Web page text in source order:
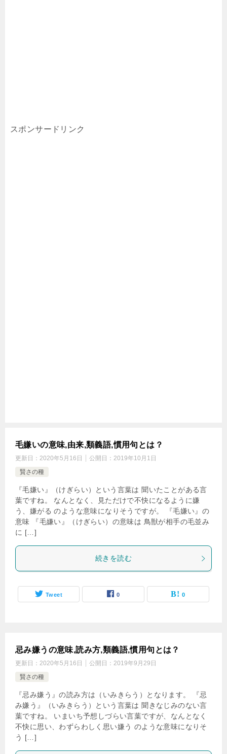
スポンサードリンク
毛嫌いの意味,由来,類義語,慣用句とは？
更新日： 2020年5月16日 公開日： 2019年10月1日
賢さの種
『毛嫌い』（けぎらい）という言葉は 聞いたことがある言
葉ですね。 なんとなく、見ただけで不快になるように嫌
う、嫌がる のような意味になりそうですが。 『毛嫌い』の
意味 『毛嫌い』（けぎらい）の意味は 鳥獣が相手の毛並み
に […]
続きを読む
Tweet 0 0
忌み嫌うの意味,読み方,類義語,慣用句とは？
更新日： 2020年5月16日 公開日： 2019年9月29日
賢さの種
『忌み嫌う』の読み方は（いみきらう）となります。 『忌
み嫌う』（いみきらう）という言葉は 聞きなじみのない言
葉ですね。 いまいち予想しづらい言葉ですが、なんとなく
不快に思い、わずらわしく思い嫌う のような意味になりそ
う […]